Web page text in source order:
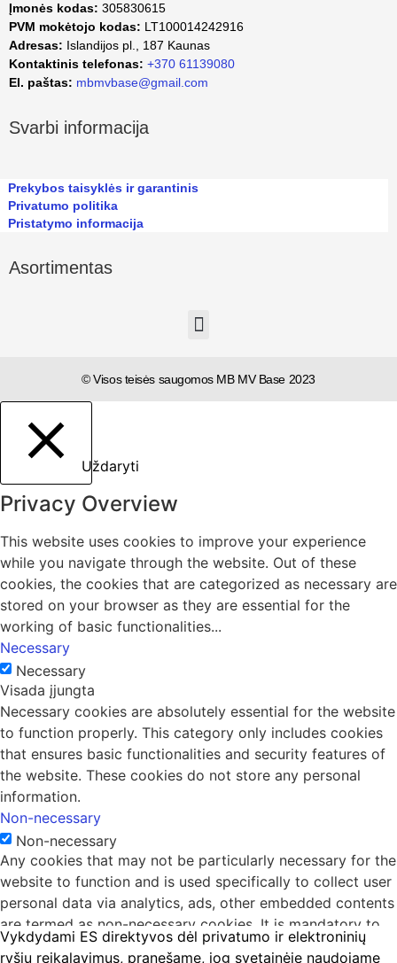
Įmonės kodas: 305830615
PVM mokėtojo kodas: LT100014242916
Adresas: Islandijos pl., 187 Kaunas
Kontaktinis telefonas: +370 61139080
El. paštas: mbmvbase@gmail.com
Svarbi informacija
Prekybos taisyklės ir garantinis
Privatumo politika
Pristatymo informacija
Asortimentas
© Visos teisės saugomos MB MV Base 2023
Vykdydami ES direktyvos dėl privatumo ir elektroninių
ryšių reikalavimus, pranešame, jog svetainėje naudojame
Uždaryti
Privacy Overview
This website uses cookies to improve your experience
while you navigate through the website. Out of these
cookies, the cookies that are categorized as necessary are
stored on your browser as they are essential for the
working of basic functionalities...
Necessary
Necessary
Visada įjungta
Necessary cookies are absolutely essential for the website
to function properly. This category only includes cookies
that ensures basic functionalities and security features of
the website. These cookies do not store any personal
information.
Non-necessary
Non-necessary
Any cookies that may not be particularly necessary for the
website to function and is used specifically to collect user
personal data via analytics, ads, other embedded contents
are termed as non-necessary cookies. It is mandatory to
procure user consent prior to running these cookies on